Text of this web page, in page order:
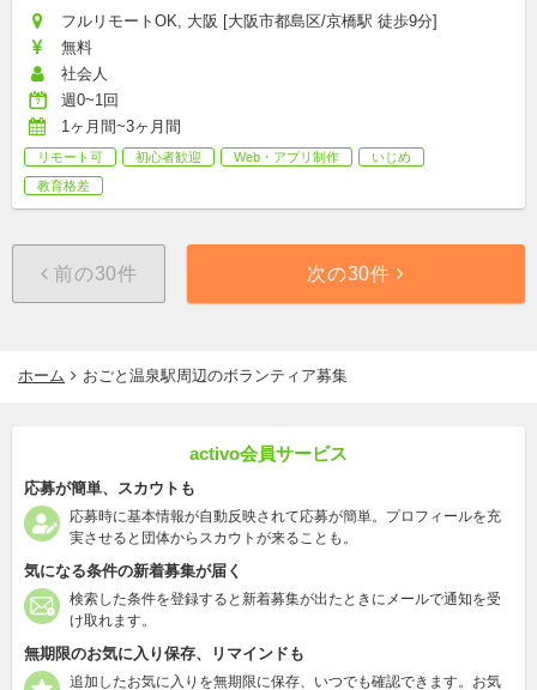
フルリモートOK, 大阪 [大阪市都島区/京橋駅 徒歩9分]
無料
社会人
週0~1回
1ヶ月間~3ヶ月間
リモート可 初心者歓迎 Web・アプリ制作
いじめ
教育格差
前の30件 次の30件
ホーム おごと温泉駅周辺のボランティア募集
activo会員サービス
応募が簡単、スカウトも
応募時に基本情報が自動反映されて応募が簡単。プロフィールを充
実させると団体からスカウトが来ることも。
気になる条件の新着募集が届く
検索した条件を登録すると新着募集が出たときにメールで通知を受
け取れます。
無期限のお気に入り保存、リマインドも
追加したお気に入りを無期限に保存、いつでも確認できます。お気